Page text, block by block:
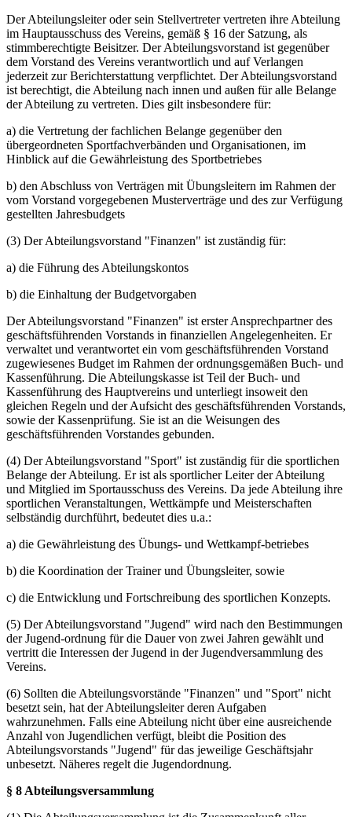
Der Abteilungsleiter oder sein Stellvertreter vertreten ihre Abteilung
im Hauptausschuss des Vereins, gemäß § 16 der Satzung, als
stimmberechtigte Beisitzer. Der Abteilungsvorstand ist gegenüber
dem Vorstand des Vereins verantwortlich und auf Verlangen
jederzeit zur Berichterstattung verpflichtet. Der Abteilungsvorstand
ist berechtigt, die Abteilung nach innen und außen für alle Belange
der Abteilung zu vertreten. Dies gilt insbesondere für:
a) die Vertretung der fachlichen Belange gegenüber den
übergeordneten Sportfachverbänden und Organisationen, im
Hinblick auf die Gewährleistung des Sportbetriebes
b) den Abschluss von Verträgen mit Übungsleitern im Rahmen der
vom Vorstand vorgegebenen Musterverträge und des zur Verfügung
gestellten Jahresbudgets
(3) Der Abteilungsvorstand "Finanzen" ist zuständig für:
a) die Führung des Abteilungskontos
b) die Einhaltung der Budgetvorgaben
Der Abteilungsvorstand "Finanzen" ist erster Ansprechpartner des
geschäftsführenden Vorstands in finanziellen Angelegenheiten. Er
verwaltet und verantwortet ein vom geschäftsführenden Vorstand
zugewiesenes Budget im Rahmen der ordnungsgemäßen Buch- und
Kassenführung. Die Abteilungskasse ist Teil der Buch- und
Kassenführung des Hauptvereins und unterliegt insoweit den
gleichen Regeln und der Aufsicht des geschäftsführenden Vorstands,
sowie der Kassenprüfung. Sie ist an die Weisungen des
geschäftsführenden Vorstandes gebunden.
(4) Der Abteilungsvorstand "Sport" ist zuständig für die sportlichen
Belange der Abteilung. Er ist als sportlicher Leiter der Abteilung
und Mitglied im Sportausschuss des Vereins. Da jede Abteilung ihre
sportlichen Veranstaltungen, Wettkämpfe und Meisterschaften
selbständig durchführt, bedeutet dies u.a.:
a) die Gewährleistung des Übungs- und Wettkampf-betriebes
b) die Koordination der Trainer und Übungsleiter, sowie
c) die Entwicklung und Fortschreibung des sportlichen Konzepts.
(5) Der Abteilungsvorstand "Jugend" wird nach den Bestimmungen
der Jugend-ordnung für die Dauer von zwei Jahren gewählt und
vertritt die Interessen der Jugend in der Jugendversammlung des
Vereins.
(6) Sollten die Abteilungsvorstände "Finanzen" und "Sport" nicht
besetzt sein, hat der Abteilungsleiter deren Aufgaben
wahrzunehmen. Falls eine Abteilung nicht über eine ausreichende
Anzahl von Jugendlichen verfügt, bleibt die Position des
Abteilungsvorstands "Jugend" für das jeweilige Geschäftsjahr
unbesetzt. Näheres regelt die Jugendordnung.
§ 8 Abteilungsversammlung